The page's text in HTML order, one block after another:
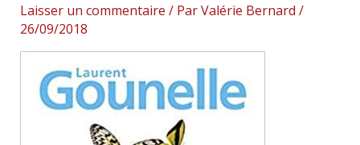
Laisser un commentaire / ParValérie Bernard /
26/09/2018